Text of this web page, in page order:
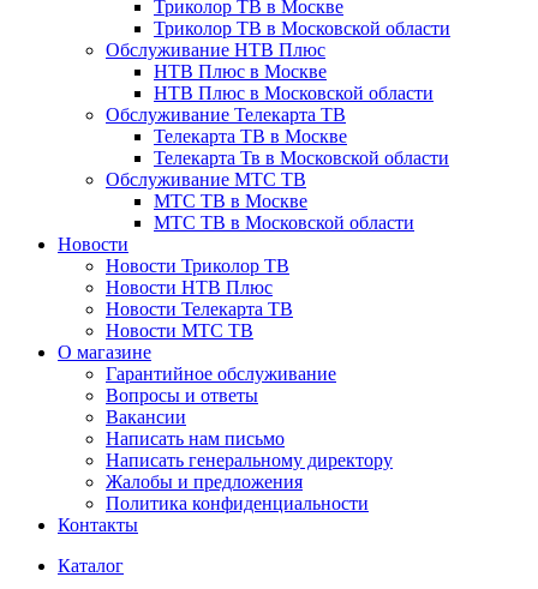
Триколор ТВ в Москве
Триколор ТВ в Московской области
Обслуживание НТВ Плюс
НТВ Плюс в Москве
НТВ Плюс в Московской области
Обслуживание Телекарта ТВ
Телекарта ТВ в Москве
Телекарта Тв в Московской области
Обслуживание МТС ТВ
МТС ТВ в Москве
МТС ТВ в Московской области
Новости
Новости Триколор ТВ
Новости НТВ Плюс
Новости Телекарта ТВ
Новости МТС ТВ
О магазине
Гарантийное обслуживание
Вопросы и ответы
Вакансии
Написать нам письмо
Написать генеральному директору
Жалобы и предложения
Политика конфиденциальности
Контакты
Каталог